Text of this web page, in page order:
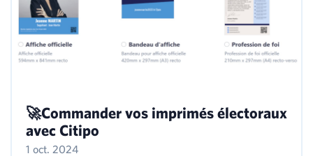
🚀Commander vos imprimés électoraux
avec Citipo
1 oct. 2024